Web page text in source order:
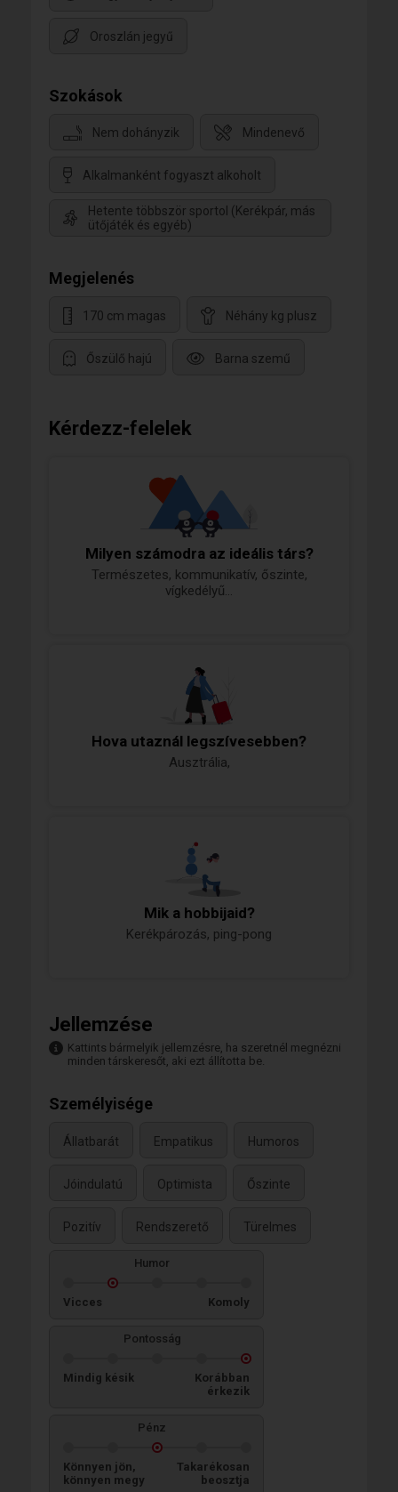
Oroszlán jegyű
Szokások
Nem dohányzik Mindenevő
Alkalmanként fogyaszt alkoholt
Hetente többször sportol (Kerékpár, más
ütőjáték és egyéb)
Megjelenés
170 cm magas Néhány kg plusz
Őszülő hajú Barna szemű
Kérdezz-felelek
Milyen számodra az ideális társ?
Természetes, kommunikatív, őszinte,
vígkedélyű...
Hova utaznál legszívesebben?
Ausztrália,
Mik a hobbijaid?
Kerékpározás, ping-pong
Jellemzése
Kattints bármelyik jellemzésre, ha szeretnél megnézni
minden társkeresőt, aki ezt állította be.
Személyisége
Állatbarát Empatikus Humoros
Jóindulatú Optimista Őszinte
Pozitív Rendszerető Türelmes
Humor
Vicces Komoly
Pontosság
Mindig késik
Korábban
érkezik
Pénz
Könnyen jön,
könnyen megy
Takarékosan
beosztja